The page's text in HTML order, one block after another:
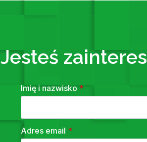
Jesteś
Imię i nazwisko *
Adres email *